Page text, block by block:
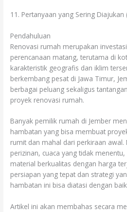
11. Pertanyaan yang Sering Diajukan
Pendahuluan
Renovasi rumah merupakan
perencanaan matang, terutama di
karakteristik geografis dan iklim
berkembang pesat di Jawa Timur,
berbagai peluang sekaligus
proyek renovasi rumah.
Banyak pemilik rumah di Jember
hambatan yang bisa membuat
rumit dan mahal dari perkiraan awal.
perizinan, cuaca yang tidak
material berkualitas dengan harga
persiapan yang tepat dan strategi
hambatan ini bisa diatasi dengan
Artikel ini akan membahas secara